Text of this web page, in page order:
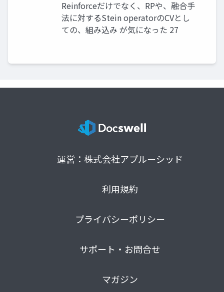
Reinforceだけでなく、RPや、融合手
法に対するStein operatorのCVとし
ての、組み込み が気になった 27
運営：株式会社アプルーシッド
利用規約
プライバシーポリシー
サポート・お問合せ
マガジン